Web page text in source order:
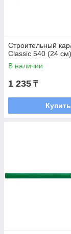
Строительный
Classic 540 (24 см)
В наличии
1 235 ₸
Купить